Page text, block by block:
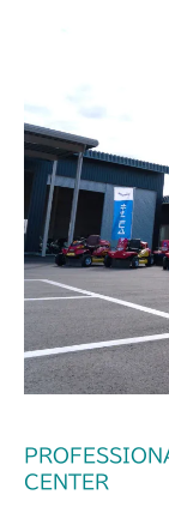
CENTER